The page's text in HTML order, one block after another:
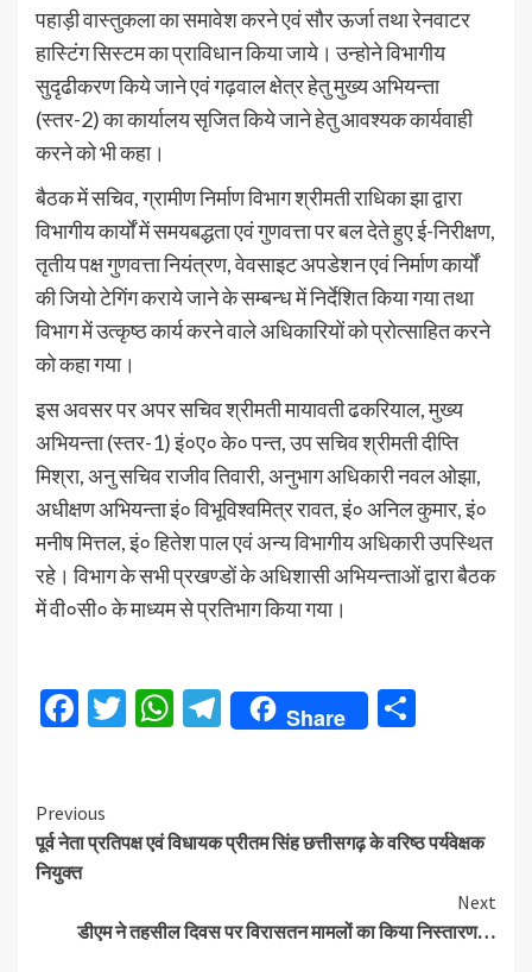
पहाड़ी वास्तुकला का समावेश करने एवं सौर ऊर्जा तथा रेनवाटर
हास्टिंग सिस्टम का प्राविधान किया जाये। उन्होने विभागीय
सुदृढीकरण किये जाने एवं गढ़वाल क्षेत्र हेतु मुख्य अभियन्ता
(स्तर-2) का कार्यालय सृजित किये जाने हेतु आवश्यक कार्यवाही
करने को भी कहा।
बैठक में सचिव, ग्रामीण निर्माण विभाग श्रीमती राधिका झा द्वारा
विभागीय कार्यों में समयबद्धता एवं गुणवत्ता पर बल देते हुए ई-निरीक्षण,
तृतीय पक्ष गुणवत्ता नियंत्रण, वेवसाइट अपडेशन एवं निर्माण कार्यों
की जियो टेगिंग कराये जाने के सम्बन्ध में निर्देशित किया गया तथा
विभाग में उत्कृष्ठ कार्य करने वाले अधिकारियों को प्रोत्साहित करने
को कहा गया।
इस अवसर पर अपर सचिव श्रीमती मायावती ढकरियाल, मुख्य
अभियन्ता (स्तर-1) इं०ए० के० पन्त, उप सचिव श्रीमती दीप्ति
मिश्रा, अनु सचिव राजीव तिवारी, अनुभाग अधिकारी नवल ओझा,
अधीक्षण अभियन्ता इं० विभूविश्वमित्र रावत, इं० अनिल कुमार, इं०
मनीष मित्तल, इं० हितेश पाल एवं अन्य विभागीय अधिकारी उपस्थित
रहे। विभाग के सभी प्रखण्डों के अधिशासी अभियन्ताओं द्वारा बैठक
में वी०सी० के माध्यम से प्रतिभाग किया गया।
Facebook
TwitterWhatsApp
Telegram
Share
Continue
Reading
Previous
पूर्व नेता प्रतिपक्ष एवं विधायक प्रीतम सिंह छत्तीसगढ़ के वरिष्ठ पर्यवेक्षक
नियुक्त
Next
डीएम ने तहसील दिवस पर विरासतन मामलों का किया निस्तारण…